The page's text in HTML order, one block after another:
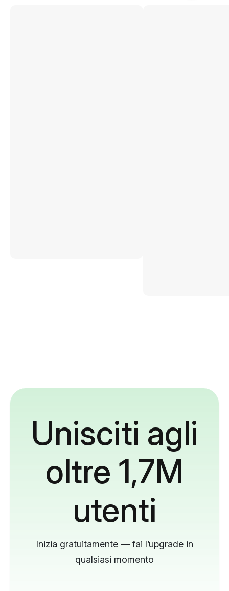
Unisciti agli
oltre 1,7M
utenti
Inizia gratuitamente — fai l’upgrade in
qualsiasi momento